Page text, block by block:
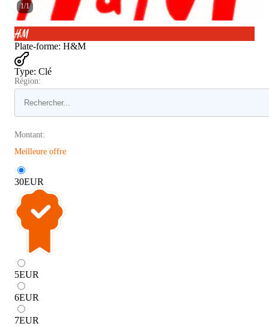
1/1
Plate-forme: H&M
Type: Clé
Région:
Montant:
Meilleure offre
30EUR
5EUR
6EUR
7EUR